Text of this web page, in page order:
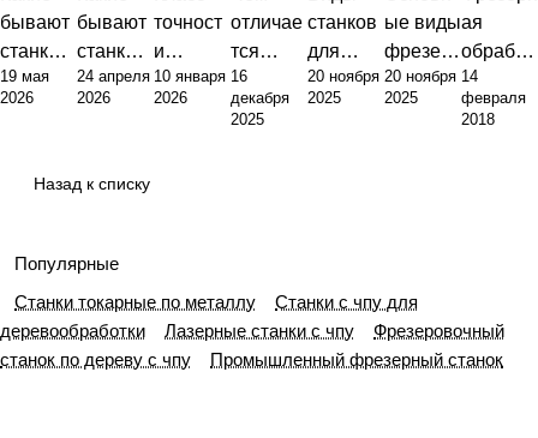
бывают
станки с
ЧПУ:
инжене
классиф
оборудо
вания
19 мая
2026
бывают
станки:
полный
обзор
назначе
24 апреля
2026
точност
и
фрезер
ного
эксплуа
тации
10 января
2026
отличае
тся
токарны
й станок
и
ключев
ые
16
декабря
2025
станков
для
металло
обработ
20 ноября
2025
ые виды
фрезер
ных
станков:
20 ноября
2025
ая
обработ
ка
металло
е
возмож
14
февраля
2018
Назад к списку
Популярные
Станки токарные по металлу
Станки с чпу для
деревообработки
Лазерные станки с чпу
Фрезеровочный
станок по дереву с чпу
Промышленный фрезерный станок